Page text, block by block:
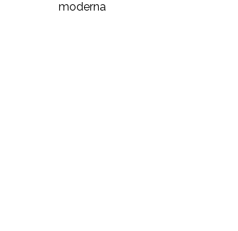
moderna